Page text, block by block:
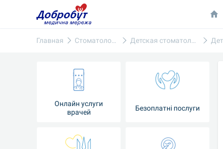
Главная Стоматология Детская стоматология
Онлайн услуги
врачей
Безоплатні послуги